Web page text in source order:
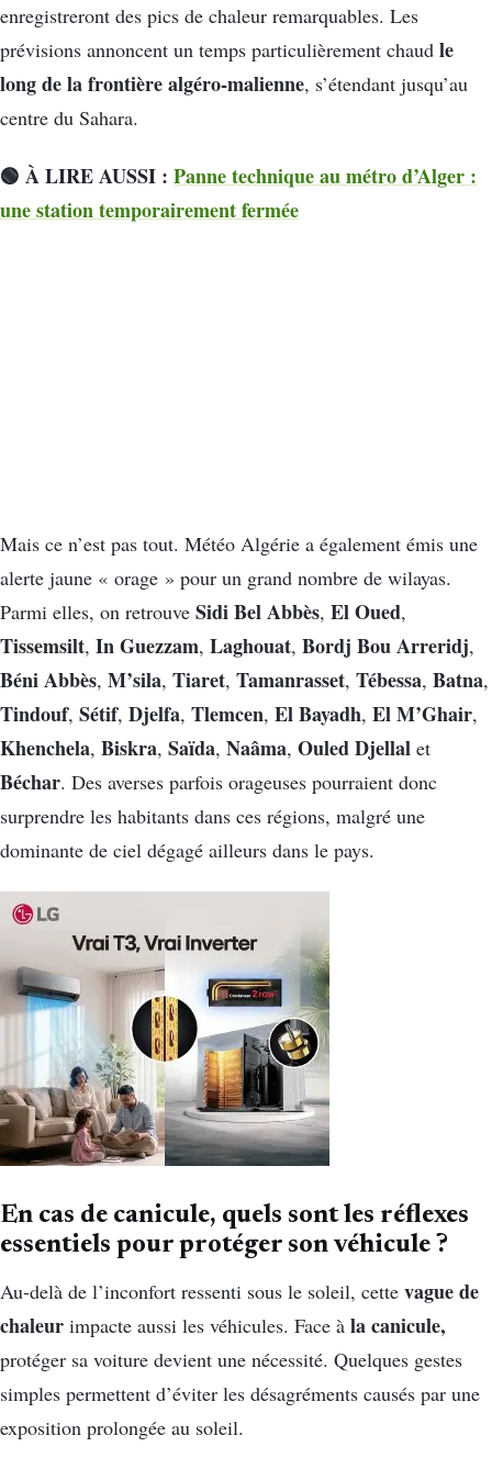
enregistreront des pics de chaleur remarquables. Les
prévisions annoncent un temps particulièrement chaud le
long de la frontière algéro-malienne, s’étendant jusqu’au
centre du Sahara.
🟢 À LIRE AUSSI : Panne technique au métro d’Alger :
une station temporairement fermée
Mais ce n’est pas tout. Météo Algérie a également émis une
alerte jaune « orage » pour un grand nombre de wilayas.
Parmi elles, on retrouve Sidi Bel Abbès, El Oued,
Tissemsilt, In Guezzam, Laghouat, Bordj Bou Arreridj,
Béni Abbès, M’sila, Tiaret, Tamanrasset, Tébessa, Batna,
Tindouf, Sétif, Djelfa, Tlemcen, El Bayadh, El M’Ghair,
Khenchela, Biskra, Saïda, Naâma, Ouled Djellal et
Béchar. Des averses parfois orageuses pourraient donc
surprendre les habitants dans ces régions, malgré une
dominante de ciel dégagé ailleurs dans le pays.
En cas de canicule, quels sont les réflexes
essentiels pour protéger son véhicule ?
Au-delà de l’inconfort ressenti sous le soleil, cette vague de
chaleur impacte aussi les véhicules. Face à la canicule,
protéger sa voiture devient une nécessité. Quelques gestes
simples permettent d’éviter les désagréments causés par une
exposition prolongée au soleil.